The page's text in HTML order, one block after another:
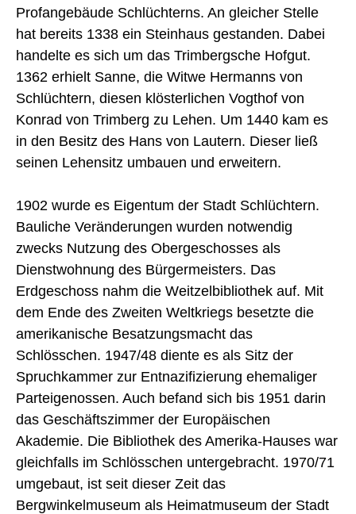
Profangebäude Schlüchterns. An gleicher Stelle
hat bereits 1338 ein Steinhaus gestanden. Dabei
handelte es sich um das Trimbergsche Hofgut.
1362 erhielt Sanne, die Witwe Hermanns von
Schlüchtern, diesen klösterlichen Vogthof von
Konrad von Trimberg zu Lehen. Um 1440 kam es
in den Besitz des Hans von Lautern. Dieser ließ
seinen Lehensitz umbauen und erweitern.
1902 wurde es Eigentum der Stadt Schlüchtern.
Bauliche Veränderungen wurden notwendig
zwecks Nutzung des Obergeschosses als
Dienstwohnung des Bürgermeisters. Das
Erdgeschoss nahm die Weitzelbibliothek auf. Mit
dem Ende des Zweiten Weltkriegs besetzte die
amerikanische Besatzungsmacht das
Schlösschen. 1947/48 diente es als Sitz der
Spruchkammer zur Entnazifizierung ehemaliger
Parteigenossen. Auch befand sich bis 1951 darin
das Geschäftszimmer der Europäischen
Akademie. Die Bibliothek des Amerika-Hauses war
gleichfalls im Schlösschen untergebracht. 1970/71
umgebaut, ist seit dieser Zeit das
Bergwinkelmuseum als Heimatmuseum der Stadt